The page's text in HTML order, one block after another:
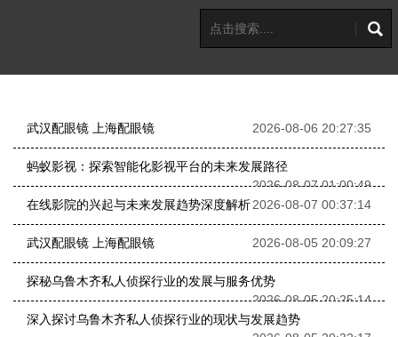
武汉配眼镜 上海配眼镜 2026-08-06 20:27:35
蚂蚁影视：探索智能化影视平台的未来发展路径
2026-08-07 01:00:49
在线影院的兴起与未来发展趋势深度解析2026-08-07 00:37:14
武汉配眼镜 上海配眼镜 2026-08-05 20:09:27
探秘乌鲁木齐私人侦探行业的发展与服务优势
2026-08-05 20:25:14
深入探讨乌鲁木齐私人侦探行业的现状与发展趋势